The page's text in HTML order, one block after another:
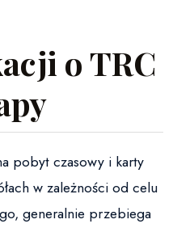
o TRC
pobyt czasowy i karty
w zależności od celu
generalnie przebiega